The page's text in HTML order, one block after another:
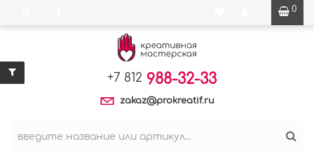
0
+7 812 988-32-33
zakaz@prokreatif.ru